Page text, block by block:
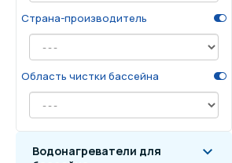
Инвентарь для отдыха
Страна-производитель
Область чистки бассейна
Водонагреватели для